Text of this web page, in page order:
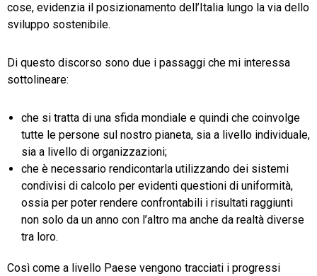
cose, evidenzia il posizionamento dell’Italia lungo la via dello
sviluppo sostenibile.
Di questo discorso sono due i passaggi che mi interessa
sottolineare:
che si tratta di una sfida mondiale e quindi che coinvolge
tutte le persone sul nostro pianeta, sia a livello individuale,
sia a livello di organizzazioni;
che è necessario rendicontarla utilizzando dei sistemi
condivisi di calcolo per evidenti questioni di uniformità,
ossia per poter rendere confrontabili i risultati raggiunti
non solo da un anno con l’altro ma anche da realtà diverse
tra loro.
Così come a livello Paese vengono tracciati i progressi